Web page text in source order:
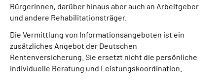
Bürgerinnen, darüber hinaus aber auch an Arbeitgeber
und andere Rehabilitationsträger.
Die Vermittlung von Informationsangeboten ist ein
zusätzliches Angebot der Deutschen
Rentenversicherung. Sie ersetzt nicht die persönliche
individuelle Beratung und Leistungskoordination.